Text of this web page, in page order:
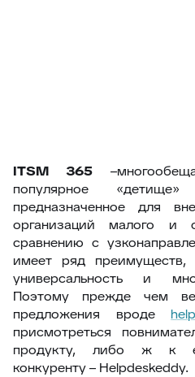
ITSM 365
популярное
предназначенное для
организаций малого и
сравнению с
имеет ряд
универсальность и
Поэтому прежде чем
предложения вроде
присмотреться
продукту, либо ж к
конкуренту – Helpdeskeddy.